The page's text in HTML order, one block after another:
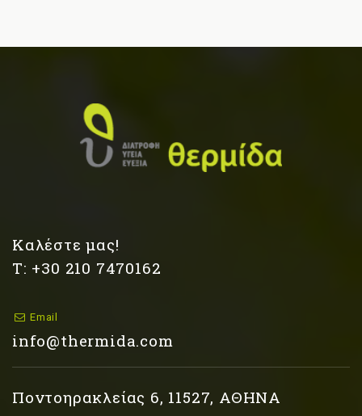
Καλέστε μας!
Τ: +30 210 7470162
Email
info@thermida.com
Ποντοηρακλείας 6, 11527, ΑΘΗΝΑ